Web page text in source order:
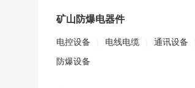
矿山防爆电器件
电控设备 电线电缆 通讯设备
防爆设备